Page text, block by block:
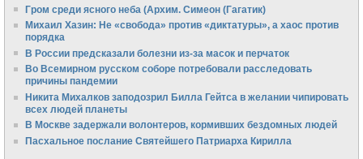
Гром среди ясного неба (Архим. Симеон (Гагатик)
Михаил Хазин: Не «свобода» против «диктатуры», а хаос против
порядка
В России предсказали болезни из-за масок и перчаток
Во Всемирном русском соборе потребовали расследовать
причины пандемии
Никита Михалков заподозрил Билла Гейтса в желании чипировать
всех людей планеты
В Москве задержали волонтеров, кормивших бездомных людей
Пасхальное послание Святейшего Патриарха Кирилла